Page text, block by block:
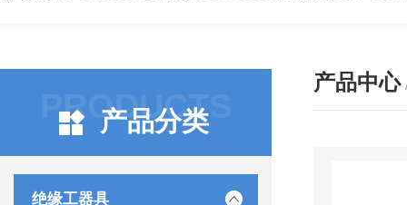
PRODUCTS
产品分类
绝缘工器具
产品中心